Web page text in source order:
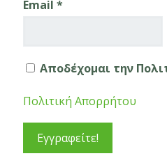
Email *
Αποδέχομαι την
Πολιτική Απορρήτου